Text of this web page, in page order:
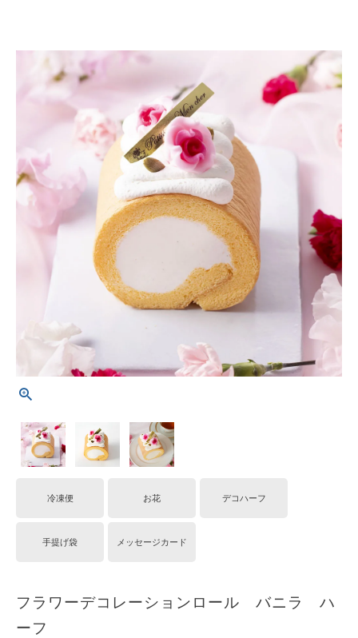
冷凍便 お花 デコハーフ
手提げ袋 メッセージカード
フラワーデコレーションロール バニラ ハ
ーフ